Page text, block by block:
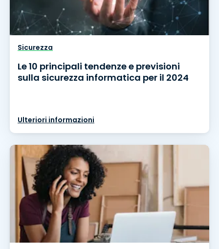
Sicurezza
Le 10 principali tendenze e previsioni
sulla sicurezza informatica per il 2024
Ulteriori informazioni